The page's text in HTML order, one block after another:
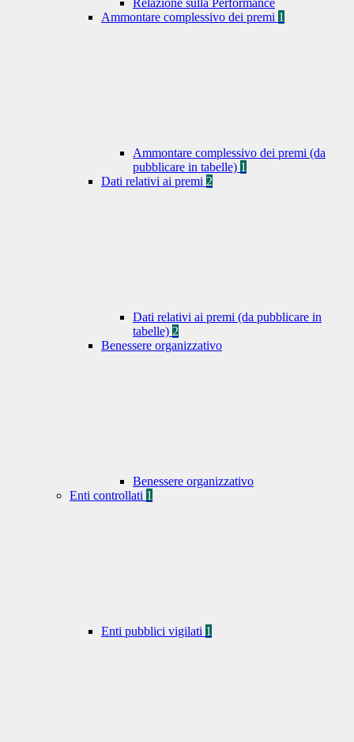
Relazione sulla Performance
Ammontare complessivo dei premi 1
Ammontare complessivo dei premi (da
pubblicare in tabelle) 1
Dati relativi ai premi 2
Dati relativi ai premi (da pubblicare in
tabelle) 2
Benessere organizzativo
Benessere organizzativo
Enti controllati 1
Enti pubblici vigilati 1